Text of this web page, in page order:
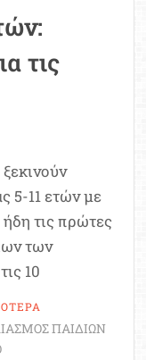
τις
5-11 ετών με
τις πρώτες
των
10
ΠΑΙΔΙΩΝ